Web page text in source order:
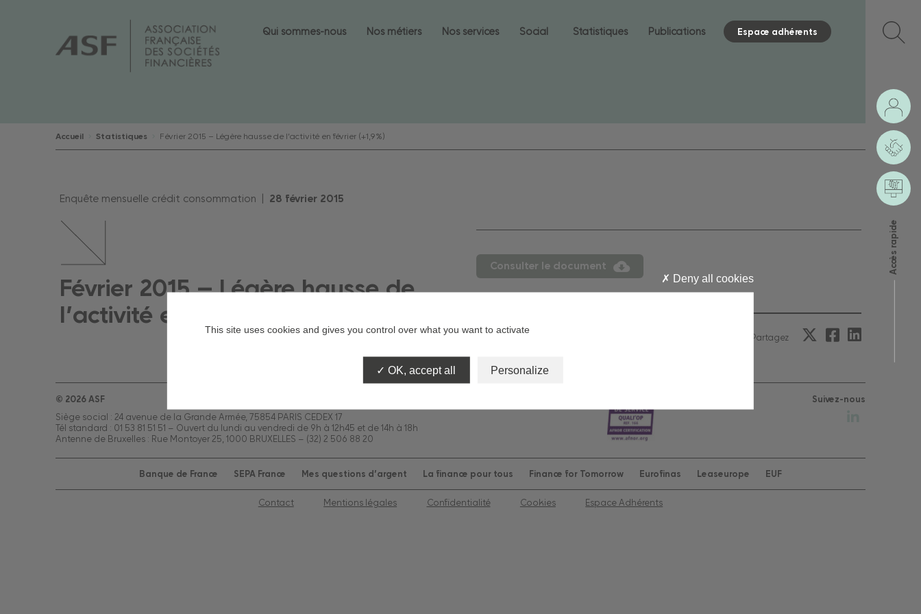
Qui sommes-nous Nos métiers Nos services Social Statistiques Publications Espace adhérents
Accès rapide
Accueil Statistiques Février 2015 – Légère hausse de l’activité en février (+1,9%)
Enquête mensuelle crédit consommation | 28 février 2015
Février 2015 – Légère hausse de
l’activité en février (+1,9%)
Consulter le document
Partagez
© 2026 ASF
Siège social : 24 avenue de la Grande Armée, 75854 PARIS CEDEX 17
Tél standard : 01 53 81 51 51 – Ouvert du lundi au vendredi de 9h à 12h45 et de 14h à 18h
Antenne de Bruxelles : Rue Montoyer 25, 1000 BRUXELLES – (32) 2 506 88 20
Suivez-nous
Banque de France SEPA France Mes questions d’argent La finance pour tous Finance for Tomorrow Eurofinas Leaseurope EUF
Contact Mentions légales Confidentialité Cookies Espace Adhérents
This site uses cookies and gives you control over what you want to activate
OK, accept all
Deny all cookies
Personalize